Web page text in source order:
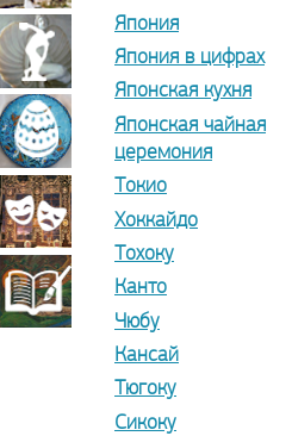
Япония
Япония в цифрах
Японская кухня
Японская чайная
церемония
Токио
Хоккайдо
Тохоку
Канто
Чюбу
Кансай
Тюгоку
Сикоку
Скульптура
Декоративно-
искусство
Театрально-
декорационное
искусство
Книжная
миниатюра